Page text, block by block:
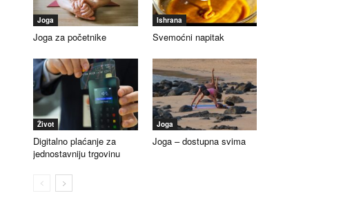
Joga
Joga za početnike
Ishrana
Svemoćni napitak
Život
Digitalno plaćanje za
jednostavniju trgovinu
Joga
Joga – dostupna svima